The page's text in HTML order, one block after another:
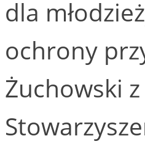
dla
ochrony
Żuchowski